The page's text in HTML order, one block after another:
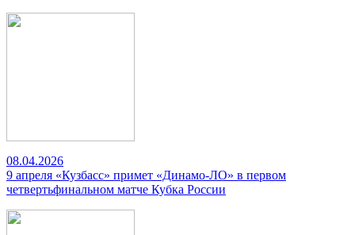
08.04.2026
9 апреля «Кузбасс» примет «Динамо-ЛО» в первом
четвертьфинальном матче Кубка России